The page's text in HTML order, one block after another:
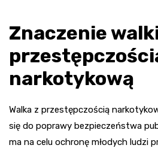
Znaczenie
narkotykową
Walka z przestępczością
się do poprawy bezpieczeństwa
ma na celu ochronę młodych ludzi